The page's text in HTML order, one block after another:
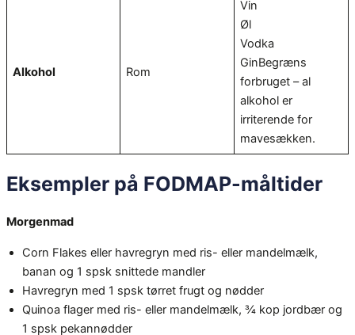
Alkohol Rom
Vin
Øl
Vodka
GinBegræns
forbruget – al
alkohol er
irriterende for
mavesækken.
Eksempler på FODMAP-måltider
Morgenmad
Corn Flakes eller havregryn med ris- eller mandelmælk,
banan og 1 spsk snittede mandler
Havregryn med 1 spsk tørret frugt og nødder
Quinoa flager med ris- eller mandelmælk, ¾ kop jordbær og
1 spsk pekannødder